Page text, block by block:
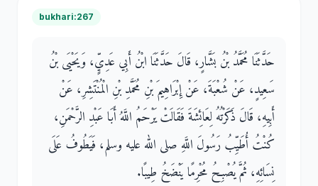
bukhari:267
حَدَّثَنَا مُحَمَّدُ بْنُ بَشَّارٍ، قَالَ حَدَّثَنَا ابْنُ أَبِي عَدِيٍّ، وَيَحْيَى بْنُ
سَعِيدٍ، عَنْ شُعْبَةَ، عَنْ إِبْرَاهِيمَ بْنِ مُحَمَّدِ بْنِ الْمُنْتَشِرِ، عَنْ
أَبِيهِ، قَالَ ذَكَرْتُهُ لِعَائِشَةَ فَقَالَتْ يَرْحَمُ اللَّهُ أَبَا عَبْدِ الرَّحْمَنِ،
كُنْتُ أُطَيِّبُ رَسُولَ اللَّهِ صلى الله عليه وسلم، فَيَطُوفُ عَلَى
نِسَائِهِ، ثُمَّ يُصْبِحُ مُحْرِمًا يَنْضَخُ طِيبًا‏.‏